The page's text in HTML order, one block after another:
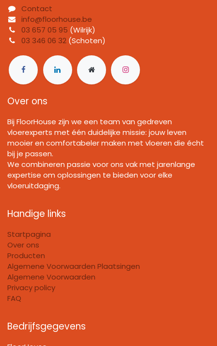
Contact
info@floorhouse.be
03 657 05 95 (Wilrijk)
03 346 06 32 (Schoten)
Over ons
Bij FloorHouse zijn we een team van gedreven
vloerexperts met één duidelijke missie: jouw leven
mooier en comfortabeler maken met vloeren die écht
bij je passen.
We combineren passie voor ons vak met jarenlange
expertise om oplossingen te bieden voor elke
vloeruitdaging.
Handige links
Startpagina
Over ons
Producten
Algemene Voorwaarden Plaatsingen
Algemene Voorwaarden
Privacy policy
FAQ
Bedrijfsgegevens